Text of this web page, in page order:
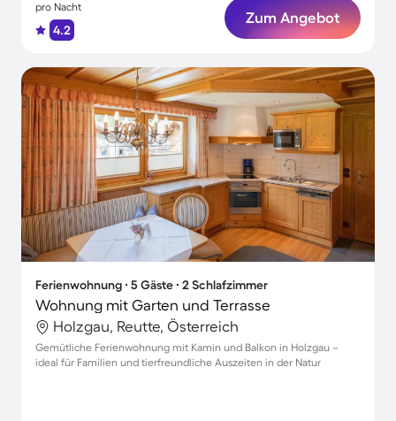
pro Nacht
4.2
Zum Angebot
Ferienwohnung ∙ 5 Gäste ∙ 2 Schlafzimmer
Wohnung mit Garten und Terrasse
Holzgau, Reutte, Österreich
Gemütliche Ferienwohnung mit Kamin und Balkon in Holzgau –
ideal für Familien und tierfreundliche Auszeiten in der Natur